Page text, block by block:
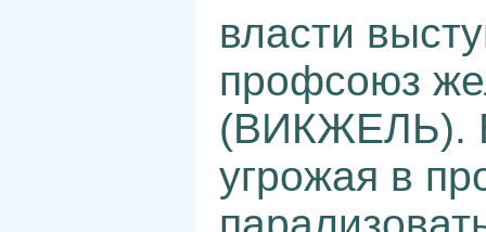
власти
профсоюз
(ВИКЖЕЛЬ).
угрожая в